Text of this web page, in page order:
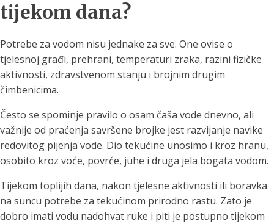
tijekom dana?
Potrebe za vodom nisu jednake za sve. One ovise o
tjelesnoj građi, prehrani, temperaturi zraka, razini fizičke
aktivnosti, zdravstvenom stanju i brojnim drugim
čimbenicima.
Često se spominje pravilo o osam čaša vode dnevno, ali
važnije od praćenja savršene brojke jest razvijanje navike
redovitog pijenja vode. Dio tekućine unosimo i kroz hranu,
osobito kroz voće, povrće, juhe i druga jela bogata vodom.
Tijekom toplijih dana, nakon tjelesne aktivnosti ili boravka
na suncu potrebe za tekućinom prirodno rastu. Zato je
dobro imati vodu nadohvat ruke i piti je postupno tijekom